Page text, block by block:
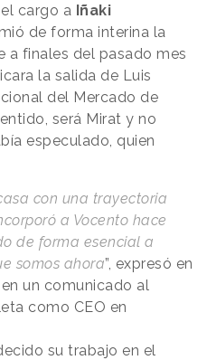
cargo a Iñaki
de forma interina la
a finales del pasado mes
la salida de Luis
del Mercado de
será Mirat y no
especulado, quien
con una trayectoria
a Vocento hace
de forma esencial a
somos ahora”, expresó en
un comunicado al
como CEO en
su trabajo en el